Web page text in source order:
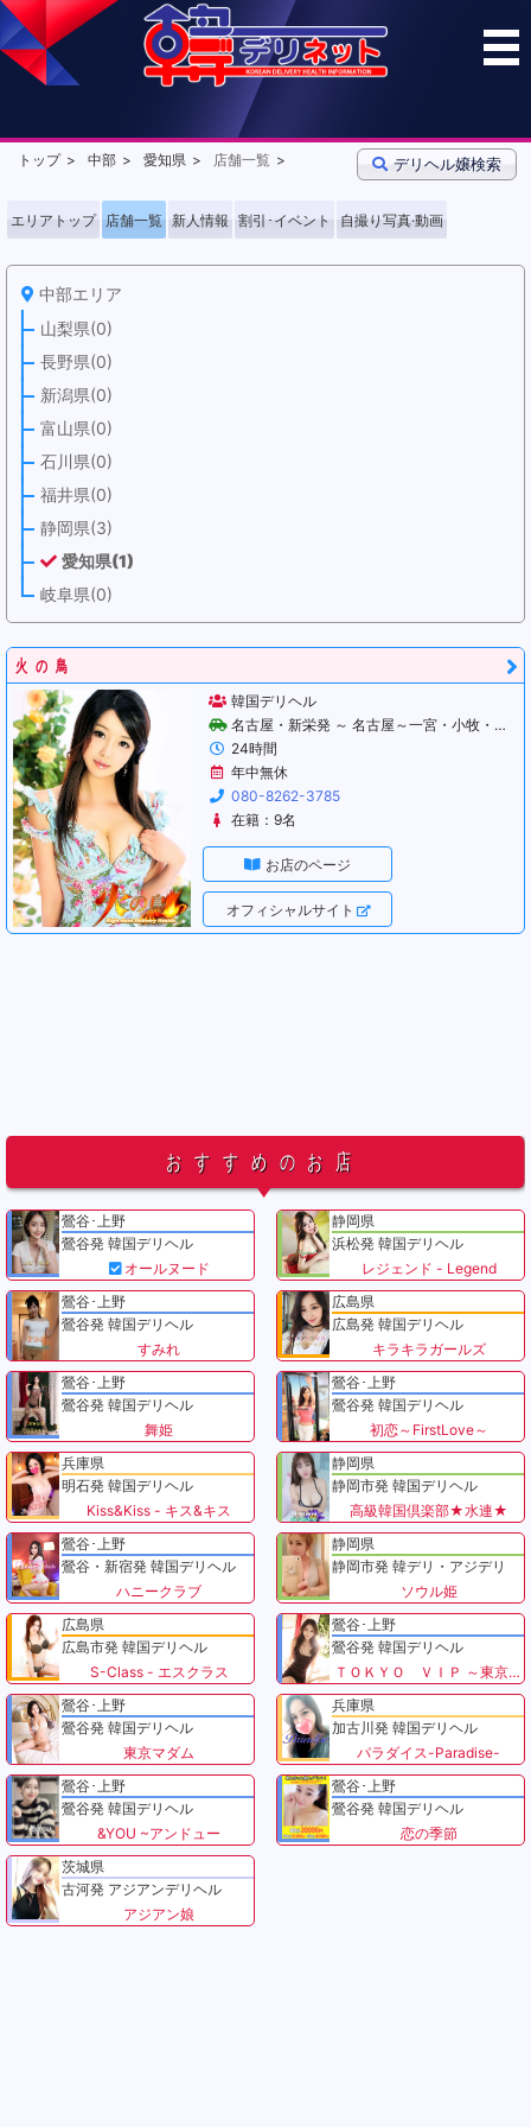
トップ 中部 愛知県 店舗一覧 デリヘル嬢検索
エリアトップ 店舗一覧 新人情報 割引･イベント 自撮り写真·動画
中部エリア
山梨県(0)
長野県(0)
新潟県(0)
富山県(0)
石川県(0)
福井県(0)
静岡県(3)
愛知県(1)
岐阜県(0)
火の鳥
韓国デリヘル
名古屋・新栄発 ～ 名古屋～一宮・小牧・春日井
24時間
年中無休
080-8262-3785
在籍：9名
お店のページ
オフィシャルサイト
おすすめのお店
鶯谷･上野
鶯谷発 韓国デリヘル
オールヌード
静岡県
浜松発 韓国デリヘル
レジェンド - Legend
鶯谷･上野
鶯谷発 韓国デリヘル
すみれ
広島県
広島発 韓国デリヘル
キラキラガールズ
鶯谷･上野
鶯谷発 韓国デリヘル
舞姫
鶯谷･上野
鶯谷発 韓国デリヘル
初恋～FirstLove～
兵庫県
明石発 韓国デリヘル
Kiss&Kiss - キス&キス
静岡県
静岡市発 韓国デリヘル
高級韓国倶楽部★水連★
鶯谷･上野
鶯谷・新宿発 韓国デリヘル
ハニークラブ
静岡県
静岡市発 韓デリ・アジデリ
ソウル姫
広島県
広島市発 韓国デリヘル
S-Class - エスクラス
鶯谷･上野
鶯谷発 韓国デリヘル
ＴＯＫＹＯ ＶＩＰ ～東京VIP～
鶯谷･上野
鶯谷発 韓国デリヘル
東京マダム
兵庫県
加古川発 韓国デリヘル
パラダイス-Paradise-
鶯谷･上野
鶯谷発 韓国デリヘル
&YOU ~アンドュー
鶯谷･上野
鶯谷発 韓国デリヘル
恋の季節
茨城県
古河発 アジアンデリヘル
アジアン娘